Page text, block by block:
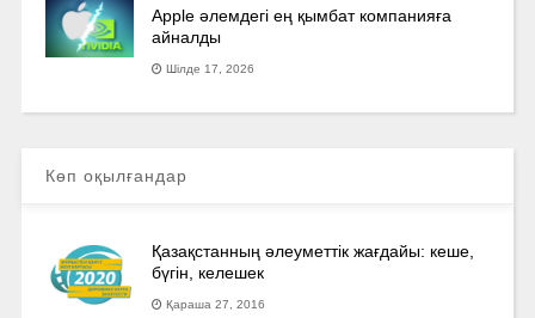
Apple әлемдегі ең қымбат компанияға
айналды
Шілде 17, 2026
Көп оқылғандар
Қазақстанның әлеуметтік жағдайы: кеше,
бүгін, келешек
Қараша 27, 2016